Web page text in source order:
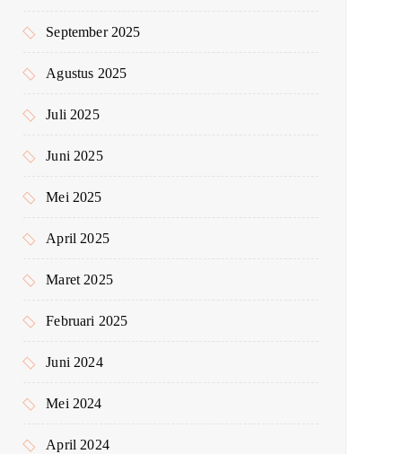
September 2025
Agustus 2025
Juli 2025
Juni 2025
Mei 2025
April 2025
Maret 2025
Februari 2025
Juni 2024
Mei 2024
April 2024